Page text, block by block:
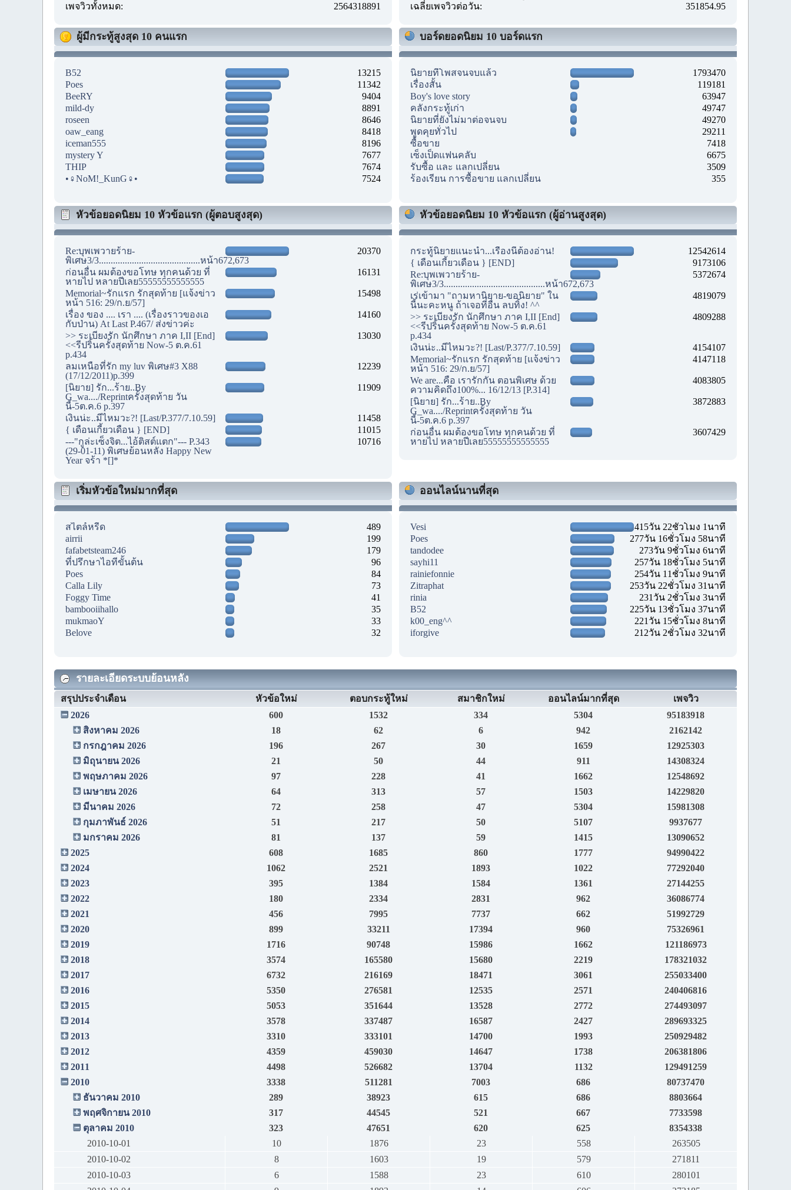
เพจวิวทั้งหมด:
2564318891
เฉลี่ยเพจวิวต่อวัน:
351854.95
ผู้มีกระทู้สูงสุด 10 คนแรก
B52
13215
Poes
11342
BeeRY
9404
mild-dy
8891
roseen
8646
oaw_eang
8418
iceman555
8196
mystery Y
7677
THIP
7674
•♀NoM!_KunG♀•
7524
บอร์ดยอดนิยม 10 บอร์ดแรก
นิยายที่โพสจนจบแล้ว
1793470
เรื่องสั้น
119181
Boy's love story
63947
คลังกระทู้เก่า
49747
นิยายที่ยังไม่มาต่อจนจบ
49270
พูดคุยทั่วไป
29211
ซื้อขาย
7418
เซ็งเป็ดแฟนคลับ
6675
รับซื้อ และ แลกเปลี่ยน
3509
ร้องเรียน การซื้อขาย แลกเปลี่ยน
355
หัวข้อยอดนิยม 10 หัวข้อแรก (ผู้ตอบสูงสุด)
Re:บุพเพวายร้าย-
พิเศษ3/3...........................................หน้า672,673
20370
ก่อนอื่น ผมต้องขอโทษ ทุกคนด้วย ที่
หายไป หลายปีเลย55555555555555
16131
Memorial~รักแรก รักสุดท้าย [แจ้งข่าว
หน้า 516: 29/ก.ย/57]
15498
เรื่อง ของ .... เรา .... (เรื่องราวของเอ
กับป่าน) At Last P.467/ ส่งข่าวค่ะ
14160
>> ระเบียงรัก นักศึกษา ภาค I,II [End]
<<รีปริ้นครั้งสุดท้าย Now-5 ต.ค.61
p.434
13030
ลมเหนือที่รัก my luv พิเศษ#3 X88
(17/12/2011)p.399
12239
[นิยาย] รัก...ร้าย..By
G_wa..../Reprintครั้งสุดท้าย วัน
นี้-5ต.ค.6 p.397
11909
เงินน่ะ..มีไหมวะ?! [Last/P.377/7.10.59]
11458
{ เดือนเกี้ยวเดือน } [END]
11015
---"กูล่ะเซ็งจิต...ไอ้ติสต์แตก"--- P.343
(29-01-11) พิเศษย้อนหลัง Happy New
Year จร้า *[]*
10716
หัวข้อยอดนิยม 10 หัวข้อแรก (ผู้อ่านสูงสุด)
กระทู้นิยายแนะนำ...เรื่องนี้ต้องอ่าน!
12542614
{ เดือนเกี้ยวเดือน } [END]
9173106
Re:บุพเพวายร้าย-
พิเศษ3/3...........................................หน้า672,673
5372674
เร่เข้ามา "ถามหานิยาย-ขอนิยาย" ใน
นี้นะคะหนู ถ้าเจอที่อื่น ลบทิ้ง! ^^
4819079
>> ระเบียงรัก นักศึกษา ภาค I,II [End]
<<รีปริ้นครั้งสุดท้าย Now-5 ต.ค.61
p.434
4809288
เงินน่ะ..มีไหมวะ?! [Last/P.377/7.10.59]
4154107
Memorial~รักแรก รักสุดท้าย [แจ้งข่าว
หน้า 516: 29/ก.ย/57]
4147118
We are...คือ เรารักกัน ตอนพิเศษ ด้วย
ความคิดถึง100%... 16/12/13 [P.314]
4083805
[นิยาย] รัก...ร้าย..By
G_wa..../Reprintครั้งสุดท้าย วัน
นี้-5ต.ค.6 p.397
3872883
ก่อนอื่น ผมต้องขอโทษ ทุกคนด้วย ที่
หายไป หลายปีเลย55555555555555
3607429
เริ่มหัวข้อใหม่มากที่สุด
สไตล์หรีด
489
airrii
199
fafabetsteam246
179
ที่ปรึกษาไอทีขั้นต้น
96
Poes
84
Calla Lily
73
Foggy Time
41
bambooiihallo
35
mukmaoY
33
Belove
32
ออนไลน์นานที่สุด
Vesi
415วัน 22ชั่วโมง 1นาที
Poes
277วัน 16ชั่วโมง 58นาที
tandodee
273วัน 9ชั่วโมง 6นาที
sayhi11
257วัน 18ชั่วโมง 5นาที
rainiefonnie
254วัน 11ชั่วโมง 9นาที
Zitraphat
253วัน 22ชั่วโมง 31นาที
rinia
231วัน 2ชั่วโมง 3นาที
B52
225วัน 13ชั่วโมง 37นาที
k00_eng^^
221วัน 15ชั่วโมง 8นาที
iforgive
212วัน 2ชั่วโมง 32นาที
รายละเอียดระบบย้อนหลัง
สรุปประจำเดือน หัวข้อใหม่ ตอบกระทู้ใหม่ สมาชิกใหม่ ออนไลน์มากที่สุด
เพจวิว
2026
600 1532 334 5304
95183918
สิงหาคม 2026
18 62 6 942
2162142
กรกฎาคม 2026
196 267 30 1659
12925303
มิถุนายน 2026
21 50 44 911
14308324
พฤษภาคม 2026
97 228 41 1662
12548692
เมษายน 2026
64 313 57 1503
14229820
มีนาคม 2026
72 258 47 5304
15981308
กุมภาพันธ์ 2026
51 217 50 5107
9937677
มกราคม 2026
81 137 59 1415
13090652
2025
608 1685 860 1777
94990422
2024
1062 2521 1893 1022
77292040
2023
395 1384 1584 1361
27144255
2022
180 2334 2831 962
36086774
2021
456 7995 7737 662
51992729
2020
899 33211 17394 960
75326961
2019
1716 90748 15986 1662
121186973
2018
3574 165580 15680 2219
178321032
2017
6732 216169 18471 3061
255033400
2016
5350 276581 12535 2571
240406816
2015
5053 351644 13528 2772
274493097
2014
3578 337487 16587 2427
289693325
2013
3310 333101 14700 1993
250929482
2012
4359 459030 14647 1738
206381806
2011
4498 526682 13704 1132
129491259
2010
3338 511281 7003 686
80737470
ธันวาคม 2010
289 38923 615 686
8803664
พฤศจิกายน 2010
317 44545 521 667
7733598
ตุลาคม 2010
323 47651 620 625
8354338
2010-10-01
10 1876 23 558
263505
2010-10-02
8 1603 19 579
271811
2010-10-03
6 1588 23 610
280101